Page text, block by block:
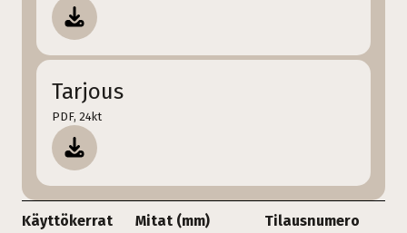
Tarjous
PDF, 24kt
Käyttökerrat Mitat (mm) Tilausnumero